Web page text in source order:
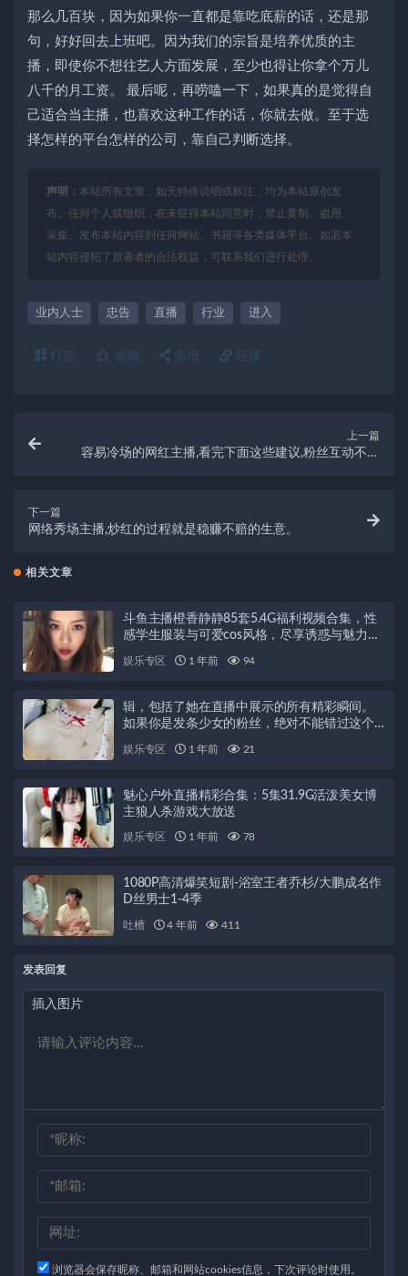
那么几百块，因为如果你一直都是靠吃底薪的话，还是那
句，好好回去上班吧。因为我们的宗旨是培养优质的主
播，即使你不想往艺人方面发展，至少也得让你拿个万儿
八千的月工资。 最后呢，再唠嗑一下，如果真的是觉得自
己适合当主播，也喜欢这种工作的话，你就去做。至于选
择怎样的平台怎样的公司，靠自己判断选择。
声明： 本站所有文章，如无特殊说明或标注，均为本站原创发
布。任何个人或组织，在未征得本站同意时，禁止复制、盗用、
采集、发布本站内容到任何网站、书籍等各类媒体平台。如若本
站内容侵犯了原著者的合法权益，可联系我们进行处理。
业内人士 忠告 直播 行业 进入
打赏 收藏 海报 链接
上一篇
容易冷场的网红主播,看完下面这些建议,粉丝互动不再
下一篇
网络秀场主播,炒红的过程就是稳赚不赔的生意。
相关文章
斗鱼主播橙香静静85套5.4G福利视频合集，性
感学生服装与可爱cos风格，尽享诱惑与魅力直
娱乐专区 1 年前 94
辑，包括了她在直播中展示的所有精彩瞬间。
如果你是发条少女的粉丝，绝对不能错过这个
和胖臀鲍露，让你看得心花怒放！（视频大小/
娱乐专区 1 年前 21
魅心户外直播精彩合集：5集31.9G活泼美女博
主狼人杀游戏大放送
娱乐专区 1 年前 78
1080P高清爆笑短剧-浴室王者乔杉/大鹏成名作
D丝男士1-4季
吐槽 4 年前 411
发表回复
插入图片
浏览器会保存昵称、邮箱和网站cookies信息，下次评论时使用。